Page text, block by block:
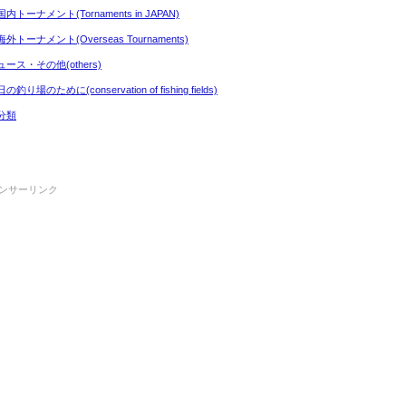
内トーナメント(Tornaments in JAPAN)
外トーナメント(Overseas Tournaments)
ース・その他(others)
の釣り場のために(conservation of fishing fields)
類
サーリンク